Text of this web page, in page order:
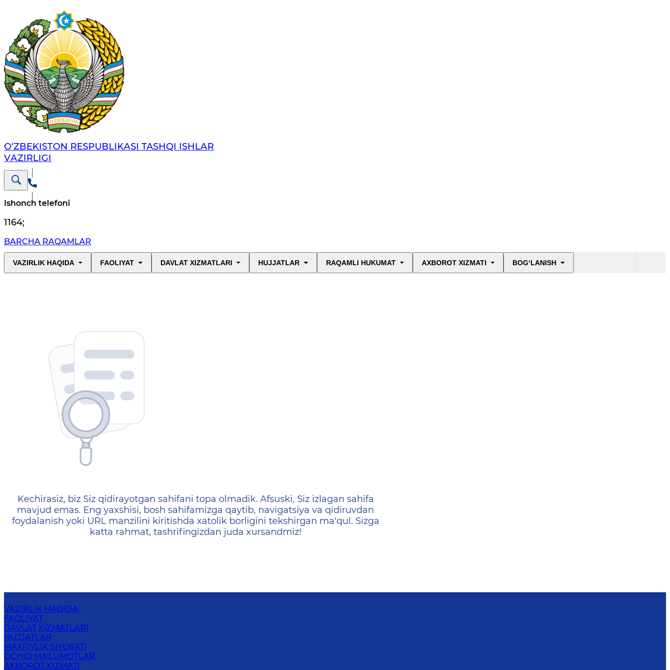
O‘ZBЕKISTОN RЕSPUBLIKАSI TASHQI ISHLАR
VАZIRLIGI
Ishonch telefoni
1164;
BARCHA RAQAMLAR
VAZIRLIK HAQIDA FAOLIYAT DAVLAT XIZMATLARI HUJJATLAR RAQAMLI HUKUMAT AXBOROT XIZMATI BOG‘LANISH
404 — Страница не найдена
Kechirasiz, biz Siz qidirayotgan sahifani topa olmadik. Afsuski, Siz izlagan sahifa
mavjud emas. Eng yaxshisi, bosh sahifamizga qaytib, navigatsiya va qidiruvdan
foydalanish yoki URL manzilini kiritishda xatolik borligini tekshirgan ma'qul. Sizga
katta rahmat, tashrifingizdan juda xursandmiz!
VAZIRLIK HAQIDA
FAOLIYAT
DAVLAT XIZMATLARI
HUJJATLAR
MAXFIYLIK SIYOSATI
OCHIQ MA'LUMOTLAR
AXBOROT XIZMATI